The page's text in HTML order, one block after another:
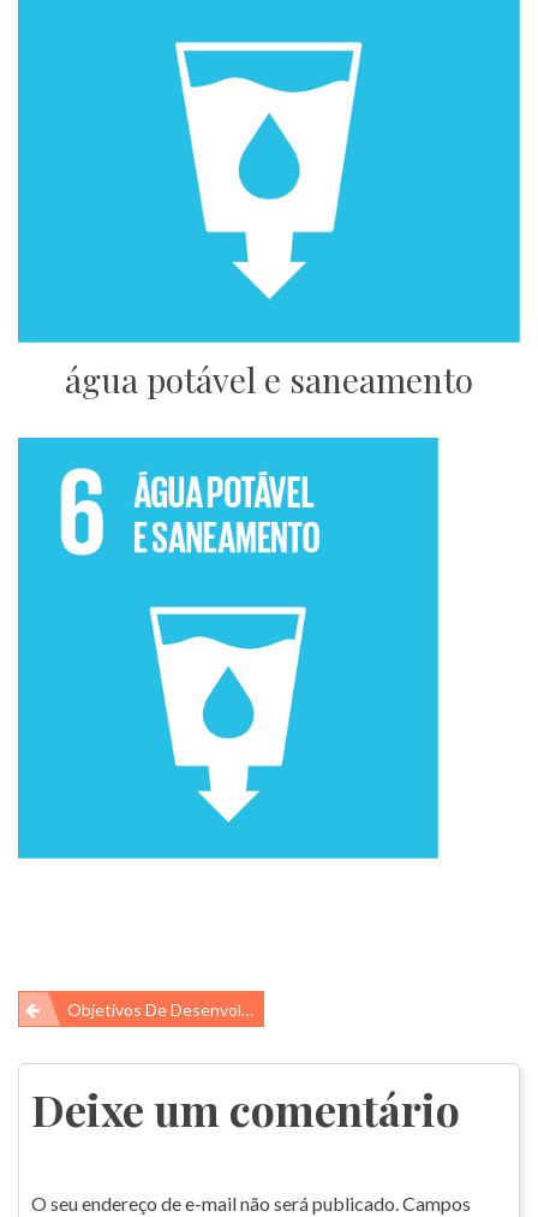
água potável e saneamento
Navegação
de
Post
Objetivos De Desenvolvimento Sustentável Da ONU
Deixe um comentário
O seu endereço de e-mail não será publicado.Campos